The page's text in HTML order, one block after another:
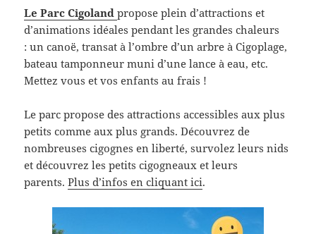
Le Parc Cigoland propose plein d’attractions et
d’animations idéales pendant les grandes chaleurs
: un canoë, transat à l’ombre d’un arbre à Cigoplage,
bateau tamponneur muni d’une lance à eau, etc.
Mettez vous et vos enfants au frais !
Le parc propose des attractions accessibles aux plus
petits comme aux plus grands. Découvrez de
nombreuses cigognes en liberté, survolez leurs nids
et découvrez les petits cigogneaux et leurs
parents.Plus d’infos en cliquant ici.